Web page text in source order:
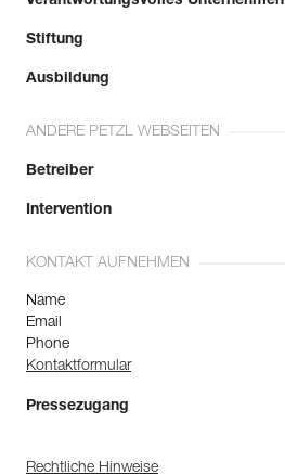
Stiftung
Ausbildung
ANDERE PETZL WEBSEITEN
Betreiber
Intervention
KONTAKT AUFNEHMEN
Name
Email
Phone
Kontaktformular
Pressezugang
Rechtliche Hinweise